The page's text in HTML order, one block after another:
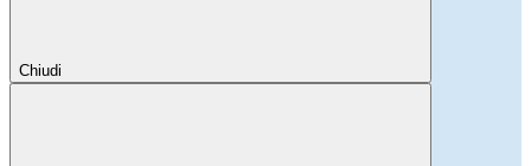
Chiudi